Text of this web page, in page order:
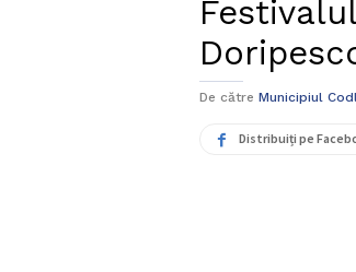
De către Municipiul
Distribuiți pe